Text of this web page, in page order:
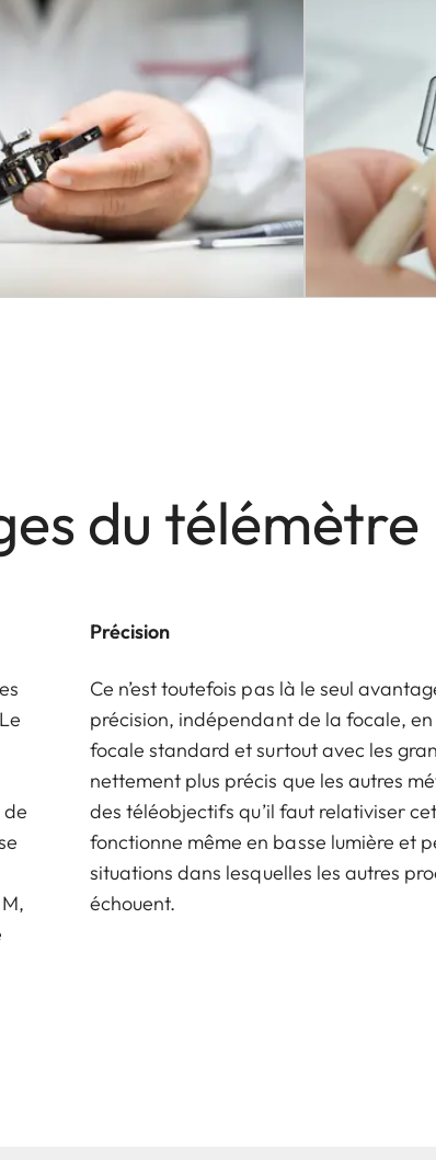
du télémètre
de
Précision
Ce n’est toutefois pas là le seul
précision, indépendant de la focale,
focale standard et surtout avec les
nettement plus précis que les autres
des téléobjectifs qu’il faut relativiser
fonctionne même en basse lumière et
situations dans lesquelles les autres
échouent.